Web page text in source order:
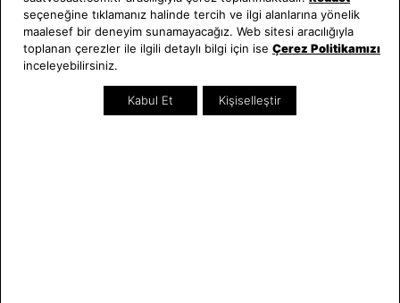
Mağazada Teknik Servis
Yatırımcı İlişkileri
Kampanyalar
İndirimliler
Online Özel
seçeneğine tıklamanız halinde tercih ve ilgi alanlarına yönelik
maalesef bir deneyim sunamayacağız. Web sitesi aracılığıyla
toplanan çerezler ile ilgili detaylı bilgi için ise Çerez Politikamızı
inceleyebilirsiniz.
Kabul Et Kişiselleştir